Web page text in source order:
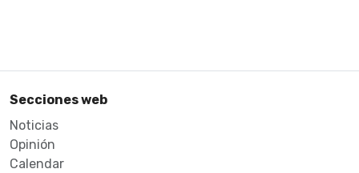
Secciones web
Noticias
Opinión
Calendar